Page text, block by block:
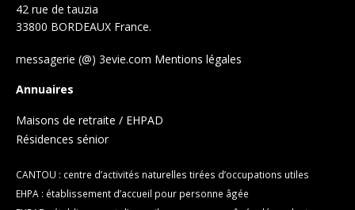
42 rue de tauzia
33800 BORDEAUX France.
messagerie (@) 3evie.com Mentions légales
Annuaires
Maisons de retraite / EHPAD
Résidences sénior
CANTOU : centre d’activités naturelles tirées d’occupations utiles
EHPA : établissement d’accueil pour personne âgée